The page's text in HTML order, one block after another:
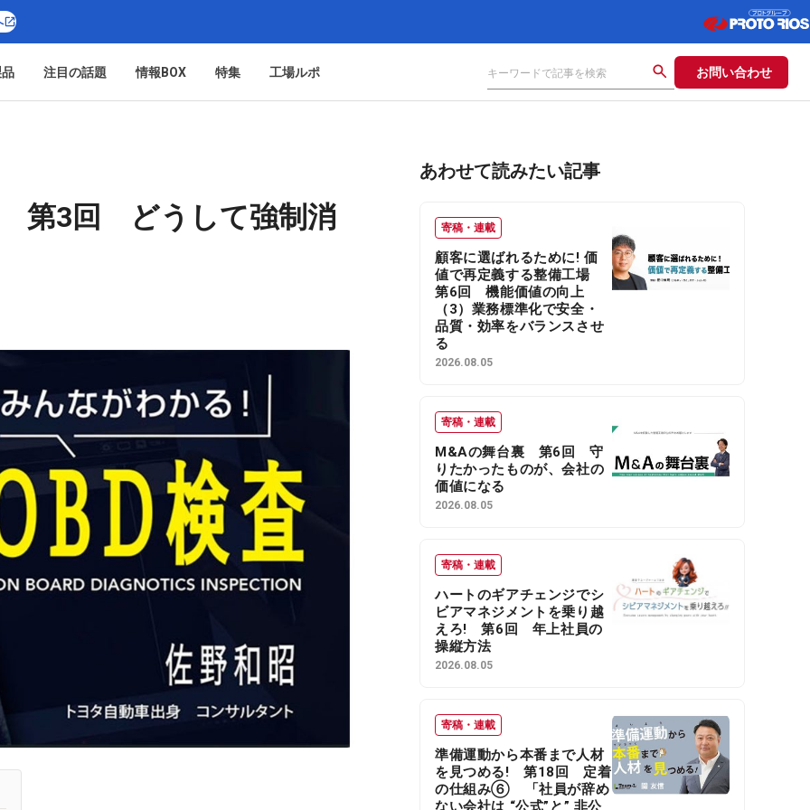
注目の話題 情報BOX 特集 工場ルポ お問い合わせ
第3回 どうして強制消
あわせて読みたい記事
寄稿・連載
顧客に選ばれるために! 価
値で再定義する整備工場
第6回 機能価値の向上
（3）業務標準化で安全・
品質・効率をバランスさせ
る
2026.08.05
寄稿・連載
M&Aの舞台裏 第6回 守
りたかったものが、会社の
価値になる
2026.08.05
寄稿・連載
ハートのギアチェンジでシ
ビアマネジメントを乗り越
えろ! 第6回 年上社員の
操縦方法
2026.08.05
寄稿・連載
準備運動から本番まで人材
を見つめる! 第18回 定着
の仕組み⑥ 「社員が辞め
ない会社は “公式”と” 非公